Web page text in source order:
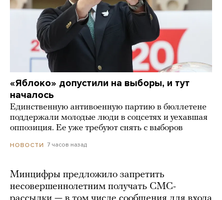
«Яблоко» допустили на выборы, и тут
началось
Единственную антивоенную партию в бюллетене
поддержали молодые люди в соцсетях и уехавшая
оппозиция. Ее уже требуют снять с выборов
НОВОСТИ 7 часов назад
Минцифры предложило запретить
несовершеннолетним получать СМС-